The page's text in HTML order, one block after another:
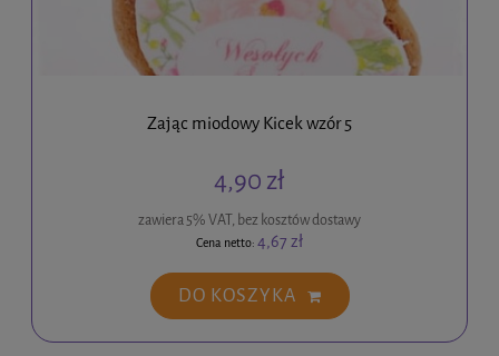
Zając miodowy Kicek wzór 5
4,90 zł
zawiera 5% VAT, bez kosztów dostawy
Cena netto: 4,67 zł
DO KOSZYKA